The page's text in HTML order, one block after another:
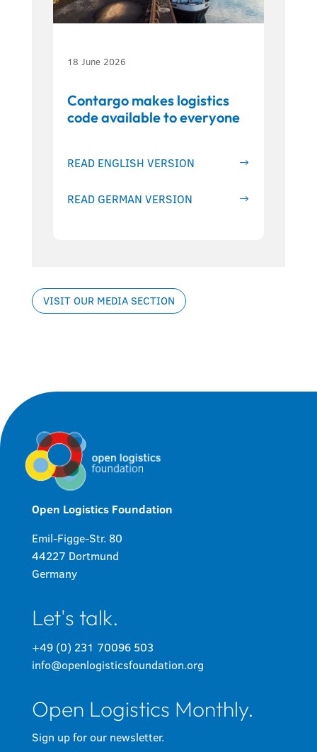
18 June 2026
Contargo makes logistics
code available to everyone
READ ENGLISH VERSION
READ GERMAN VERSION
VISIT OUR MEDIA SECTION
Open Logistics Foundation
Emil-Figge-Str. 80
44227 Dortmund
Germany
Let's talk.
+49 (0) 231 70096 503
info@openlogisticsfoundation.org
Open Logistics Monthly.
Sign up for our newsletter.